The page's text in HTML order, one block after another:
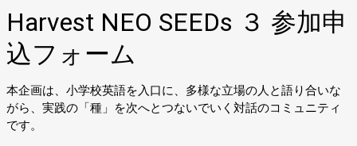
Harvest NEO SEEDs ３ 参加申
込フォーム
本企画は、小学校英語を入口に、多様な立場の人と語り合いな
がら、実践の「種」を次へとつないでいく対話のコミュニティ
です。